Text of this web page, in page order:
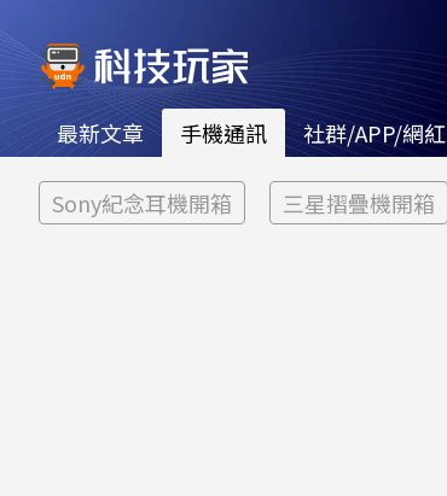
最新文章 手機通訊 社群/APP/網紅
Sony紀念耳機開箱 三星摺疊機開箱